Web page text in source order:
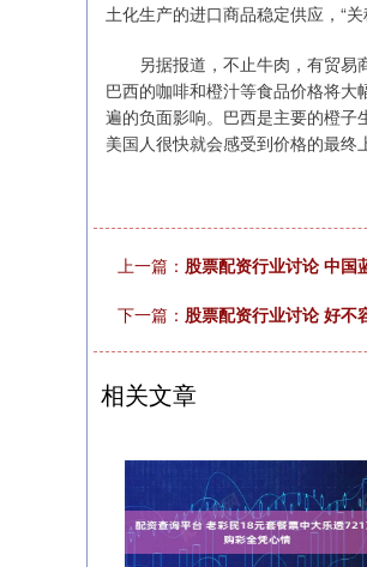
土化生产的进口商品稳定供应，“
另据报道，不止牛肉，有贸易
巴西的咖啡和橙汁等食品价格将
遍的负面影响。巴西是主要的橙子
美国人很快就会感受到价格的最终
上一篇： 股票配资行业讨论 中国
下一篇： 股票配资行业讨论 好不
相关文章